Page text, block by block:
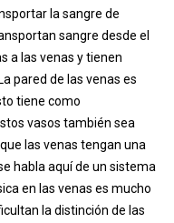
la sangre de
sangre desde el
a las venas y tienen
pared de las venas es
tiene como
vasos también sea
las venas tengan una
habla aquí de un sistema
en las venas es mucho
la distinción de las